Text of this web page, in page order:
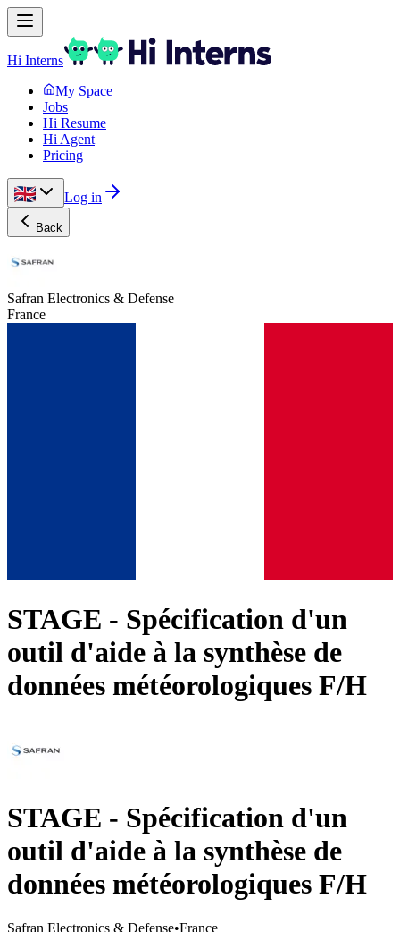
Hi Interns
My Space
Jobs
Hi Resume
Hi Agent
Pricing
Log in
Back
Safran Electronics & Defense
France
STAGE - Spécification d'un
outil d'aide à la synthèse de
données météorologiques F/H
STAGE - Spécification d'un
outil d'aide à la synthèse de
données météorologiques F/H
Safran Electronics & Defense•France